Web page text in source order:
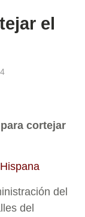
el
cortejar
del
del